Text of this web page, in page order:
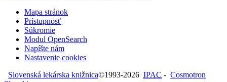
Mapa stránok
Prístupnosť
Súkromie
Modul OpenSearch
Napíšte nám
Nastavenie cookies
Slovenská lekárska knižnica©1993-2026 IPAC - Cosmotron